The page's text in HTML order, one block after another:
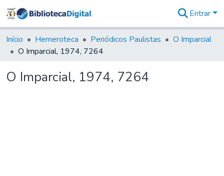
&
Coleções
Tudo na
Digital
Entrar
Início Hemeroteca Periódicos Paulistas
O Imparcial
O Imparcial, 1974, 7264
O Imparcial, 1974, 7264